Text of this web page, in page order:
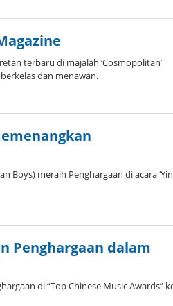
terbaru di majalah ‘Cosmopolitan’
dan menawan.
Boys) meraih Penghargaan di acara ‘Yin
Penghargaan dalam
di “Top Chinese Music Awards”